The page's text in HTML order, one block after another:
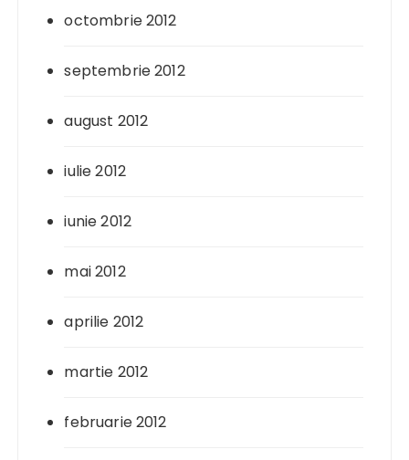
octombrie 2012
septembrie 2012
august 2012
iulie 2012
iunie 2012
mai 2012
aprilie 2012
martie 2012
februarie 2012